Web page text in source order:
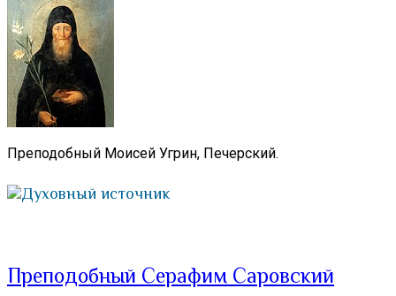
Преподобный Моисей Угрин, Печерский.
Духовный источник
Преподобный Серафим Саровский